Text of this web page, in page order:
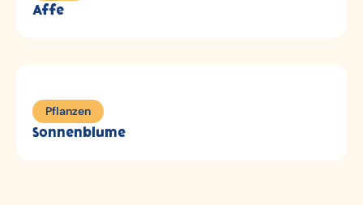
Affe
Pflanzen
Sonnenblume